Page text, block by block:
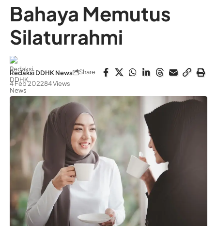
Bahaya Memutus
Silaturrahmi
Redaksi DDHK News
4 Feb 202284 Views
Share